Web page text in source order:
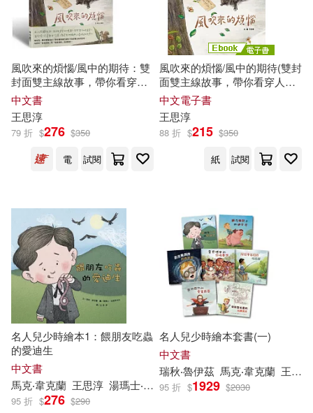
作者 (可複選)
王思淳(2) 馬克‧韋克蘭(2)
瑞秋‧魯伊茲(1)
聯經出版公司(2) 韋伯(2)
配送方式 (可複選)
可超商取貨(3) 可海外宅配(3)
可港澳店取(2)
風吹來的煩惱/風中的期待：雙
封面雙主線故事，帶你看穿人
際互動盲點，找到解方
中文書
王思淳
79 折 $276 $350
電
試閱
風吹來的煩惱/風中的期待(雙封
面雙主線故事，帶你看穿人際
互動盲點，找到解方) (電子書)
中文電子書
王思淳
88 折 $215 $350
紙
試閱
名人兒少時繪本1：餵朋友吃蟲
的愛迪生
中文書
馬克‧韋克蘭 王思淳 湯瑪士‧拉德克利夫(Thomas Radcliffe)
95 折 $276 $290
名人兒少時繪本套書(一)
中文書
瑞秋‧魯伊茲 馬克‧韋克蘭 王思淳
95 折 $1929 $2030